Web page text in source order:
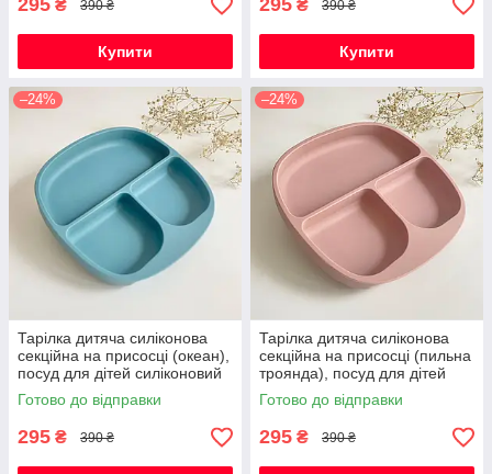
295 ₴ 390 ₴
Купити
295 ₴ 390 ₴
Купити
–24%
Тарілка дитяча силіконова
секційна на присосці (океан),
посуд для дітей силіконовий
Готово до відправки
295 ₴ 390 ₴
–24%
Тарілка дитяча силіконова
секційна на присосці (пильна
троянда), посуд для дітей
силіконовий
Готово до відправки
295 ₴ 390 ₴